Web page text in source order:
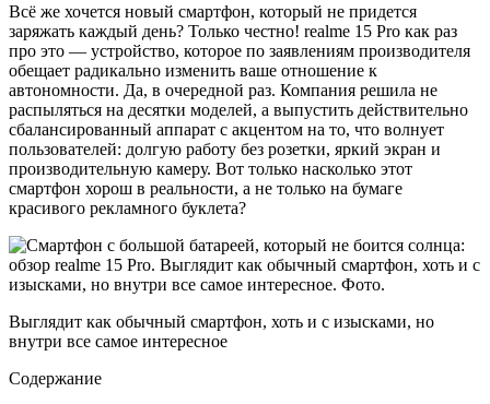
Всё же хочется новый смартфон, который не придется
заряжать каждый день? Только честно! realme 15 Pro как раз
про это — устройство, которое по заявлениям производителя
обещает радикально изменить ваше отношение к
автономности. Да, в очередной раз. Компания решила не
распыляться на десятки моделей, а выпустить действительно
сбалансированный аппарат с акцентом на то, что волнует
пользователей: долгую работу без розетки, яркий экран и
производительную камеру. Вот только насколько этот
смартфон хорош в реальности, а не только на бумаге
красивого рекламного буклета?
Выглядит как обычный смартфон, хоть и с изысками, но
внутри все самое интересное
Содержание